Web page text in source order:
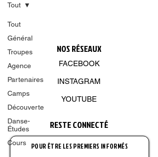
Tout
Général
Troupes
Agence
Partenaires
Camps
Découverte
Danse-
Études
Cours
Tout
NOS RÉSEAUX
FACEBOOK
INSTAGRAM
YOUTUBE
RESTE CONNECTÉ
POUR ÊTRE LES PREMIERS INFORMÉS